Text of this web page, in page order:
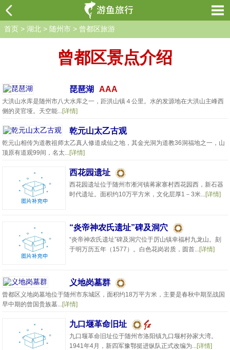
首页 > 湖北 > 随州市 > 曾都区旅游
曾都区景点介绍
琵琶湖 AAA
大洪山水库是随州市八大水库之一，距洪山镇４公里。水的发源地在大洪山主峰西
侧的灵官垭。天空能...[详情]
乾元山太乙古观
乾元山相传为道教祖师太乙真人修道成仙之地，其金光洞为道教36洞福地之一，山
顶原有道观99间，名太...[详情]
西花园遗址
西花园遗址位于随州市淅河镇蒋家寨村西花园西，新石器
时代遗址。面积约10万平方米，文化层厚1－3米...[详情]
“炎帝神农氏遗址”碑及洞穴
“炎帝神农氏遗址”碑及洞穴位于厉山镇幸福村九龙山。刻
于明万历五年（1577）。白色花岗岩质，圆首...[详情]
义地岗墓群
曾都区义地岗墓地位于随州市东城区，面积约18万平方米，主要是春秋中期至战国
早中期的曾国贵族墓...[详情]
九口堰革命旧址
九口堰革命旧址位于随州市洛阳镇九口堰村孙家大湾。
1941年4月，新四军豫鄂挺进纵队正式改编为...[详情]